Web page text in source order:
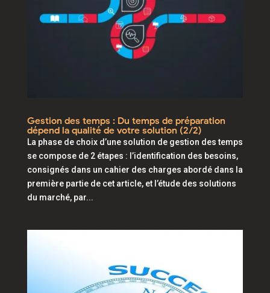
Gestion des temps : Du temps de préparation
dépend la qualité de votre solution (2/2)
La phase de choix d’une solution de gestion des temps
se compose de 2 étapes : l’identification des besoins,
consignés dans un cahier des charges abordé dans la
première partie de cet article, et l’étude des solutions
du marché, par...